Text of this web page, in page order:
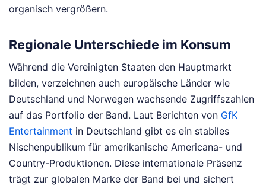
organisch vergrößern.
Regionale Unterschiede im Konsum
Während die Vereinigten Staaten den Hauptmarkt
bilden, verzeichnen auch europäische Länder wie
Deutschland und Norwegen wachsende Zugriffszahlen
auf das Portfolio der Band. Laut Berichten von GfK
Entertainment in Deutschland gibt es ein stabiles
Nischenpublikum für amerikanische Americana- und
Country-Produktionen. Diese internationale Präsenz
trägt zur globalen Marke der Band bei und sichert